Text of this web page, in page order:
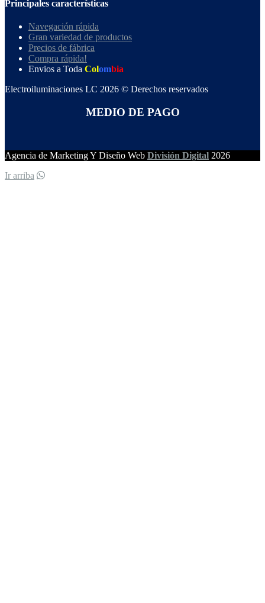
Principales características
Navegación rápida
Gran variedad de productos
Precios de fábrica
Compra rápida!
Envios a Toda Colombia
Electroiluminaciones LC 2026 © Derechos reservados
MEDIO DE PAGO
Agencia de Marketing Y Diseño Web División Digital 2026
Ir arriba